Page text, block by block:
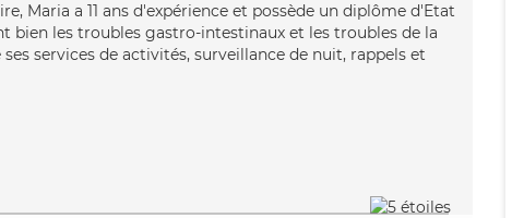
Maria a 11 ans d'expérience et possède un diplôme d'Etat
bien les troubles gastro-intestinaux et les troubles de la
services de activités, surveillance de nuit, rappels et